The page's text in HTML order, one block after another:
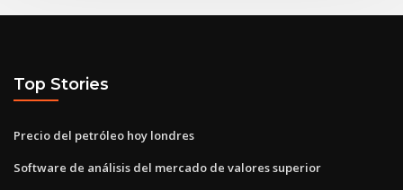
Top Stories
Precio del petróleo hoy londres
Software de análisis del mercado de valores superior